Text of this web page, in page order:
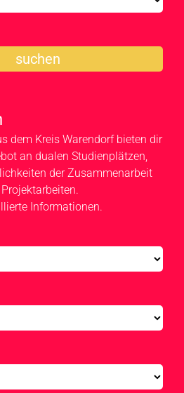
dem Kreis Warendorf bieten dir
an dualen Studienplätzen,
der Zusammenarbeit
Informationen.